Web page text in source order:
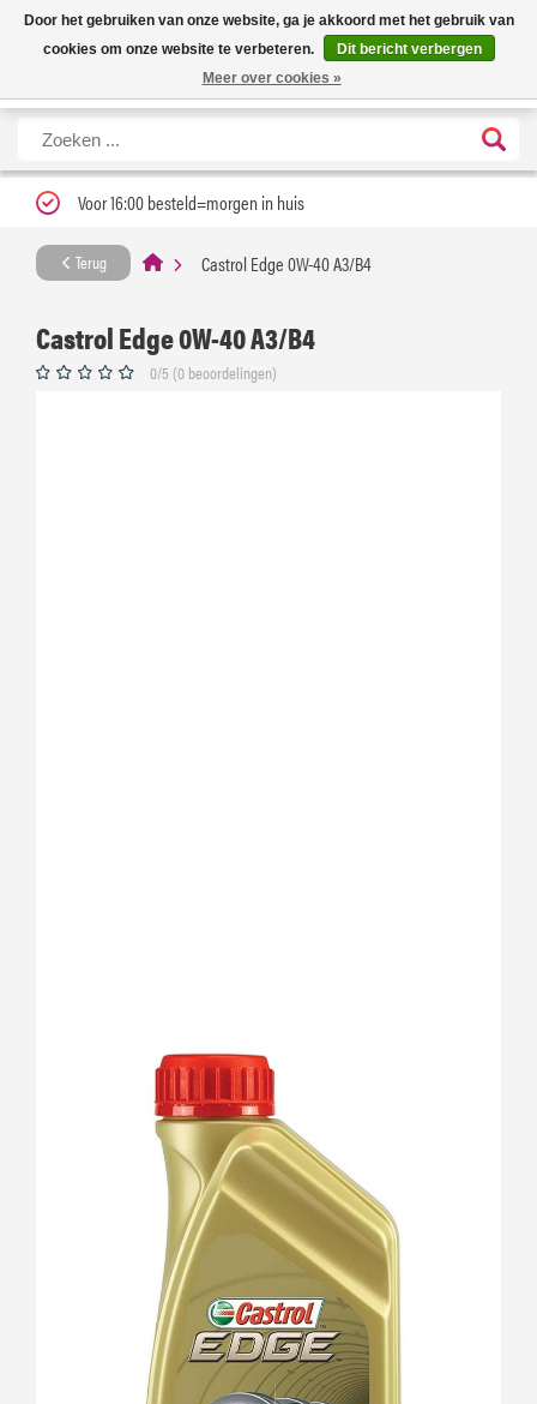
Nieuwe levertijd: 1 tot 3 werkdagen | Nu 25% korting op gehele assortiment
Carfume met kortingscode ''verfrissend''
X
Voor 16:00 besteld=morgen in huis
Terug Castrol Edge 0W-40 A3/B4
Castrol Edge 0W-40 A3/B4
0/5 (0 beoordelingen)
Door het gebruiken van onze website, ga je akkoord met het gebruik van
cookies om onze website te verbeteren.
Dit bericht verbergen
Meer over cookies »